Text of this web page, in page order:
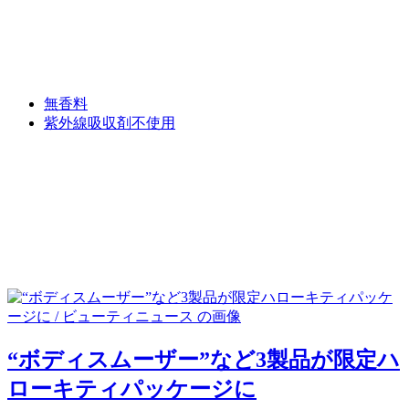
無香料
紫外線吸収剤不使用
“ボディスムーザー”など3製品が限定ハ
ローキティパッケージに